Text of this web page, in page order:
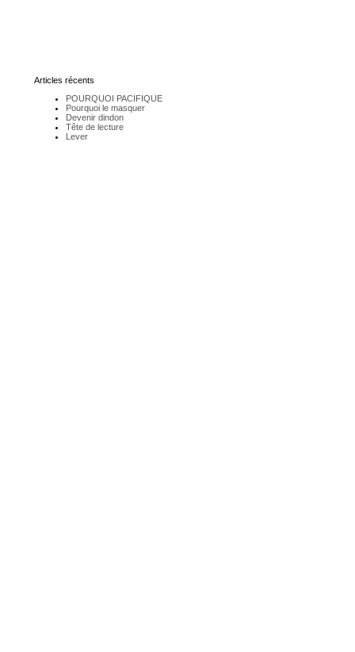
Articles récents
POURQUOI PACIFIQUE
Pourquoi le masquer
Devenir dindon
Tête de lecture
Lever